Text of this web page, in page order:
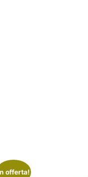
offerta!